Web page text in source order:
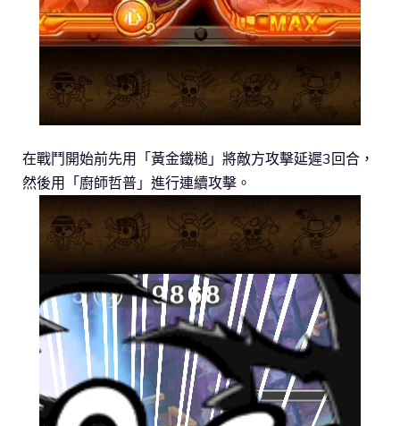
在戰鬥開始前先用「黃金鐵槌」將敵方攻擊延遲3回合，
然後用「廚師哲普」進行連續攻擊。